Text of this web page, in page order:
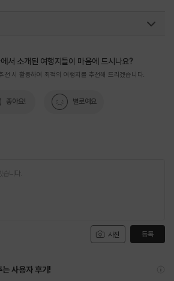
서 소개된 여행지들이 마음에 드시나요?
천 시 활용하여 최적의 여행지를 추천해 드리겠습니다.
좋아요! 별로예요
사진 등록
사용자 후기!